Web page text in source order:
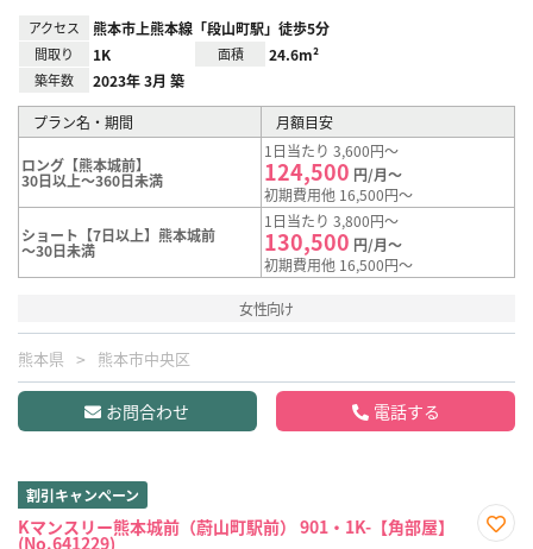
アクセス 熊本市上熊本線「段山町駅」徒歩5分
間取り 1K 面積 24.6m²
築年数 2023年 3月 築
プラン名・期間 月額目安
ロング【熊本城前】
30日以上～360日未満
1日当たり 3,600円～
124,500 円/月～
初期費用他 16,500円～
ショート【7日以上】熊本城前
～30日未満
1日当たり 3,800円～
130,500 円/月～
初期費用他 16,500円～
女性向け
熊本県 熊本市中央区
お問合わせ 電話する
割引キャンペーン
Kマンスリー熊本城前（蔚山町駅前） 901・1K-【角部屋】
(No.641229)